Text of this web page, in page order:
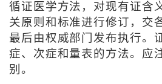
循证医学方法，对现有证含
关原则和标准进行修订，交
最后由权威部门发布执行。
症、次症和量表的方法。应
别。